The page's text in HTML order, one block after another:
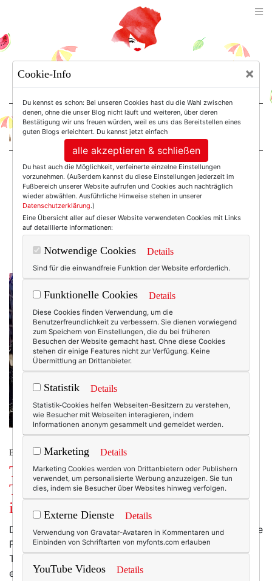
For Women. Not Girls.
Einträge mit dem
Tag: Kollektion
BEAUTY & FASHION
THOM. Die neue Kollektion von
Thomas Rath. Oder: Der Laufsteg und
ich.
Das Schönste an der ganzen Bloggerei sind ja nicht die
Päckchen mit Cremes und Kleidern und Schuhen und
Tüdeldü, die einem der Postbote (mittlerweile leicht
enerviert) an der Haustüre in die Hand drückt. Nein,
Cookie-Info ×
Du kennst es schon: Bei unseren Cookies hast du die Wahl zwischen
denen, ohne die unser Blog nicht läuft und weiteren, über deren
Bestätigung wir uns freuen würden, weil es uns das Bereitstellen eines
guten Blogs erleichtert. Du kannst jetzt einfach
alle akzeptieren & schließen
Du hast auch die Möglichkeit, verfeinerte einzelne Einstellungen
vorzunehmen. (Außerdem kannst du diese Einstellungen jederzeit im
Fußbereich unserer Website aufrufen und Cookies auch nachträglich
wieder abwählen. Ausführliche Hinweise stehen in unserer
Datenschutzerklärung.)
Eine Übersicht aller auf dieser Website verwendeten Cookies mit Links
auf detaillierte Informationen:
Notwendige Cookies Details
Sind für die einwandfreie Funktion der Website erforderlich.
Funktionelle Cookies Details
Diese Cookies finden Verwendung, um die
Benutzerfreundlichkeit zu verbessern. Sie dienen vorwiegend
zum Speichern von Einstellungen, die du bei früheren
Besuchen der Website gemacht hast. Ohne diese Cookies
stehen dir einige Features nicht zur Verfügung. Keine
Übermittlung an Drittanbieter.
Statistik Details
Statistik-Cookies helfen Webseiten-Besitzern zu verstehen,
wie Besucher mit Webseiten interagieren, indem
Informationen anonym gesammelt und gemeldet werden.
Marketing Details
Marketing Cookies werden von Drittanbietern oder Publishern
verwendet, um personalisierte Werbung anzuzeigen. Sie tun
dies, indem sie Besucher über Websites hinweg verfolgen.
Externe Dienste Details
Verwendung von Gravatar-Avataren in Kommentaren und
Einbinden von Schriftarten von myfonts.com erlauben
YouTube Videos Details